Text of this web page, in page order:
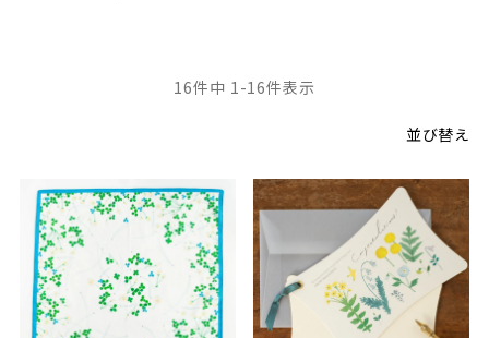
並び替え
16件中 1 -16件表示